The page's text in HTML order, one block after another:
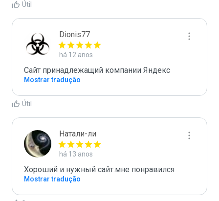
Útil
Dionis77
há 12 anos
Сайт принадлежащий компании Яндекс
Mostrar tradução
Útil
Натали-ли
há 13 anos
Хороший и нужный сайт.мне понравился
Mostrar tradução